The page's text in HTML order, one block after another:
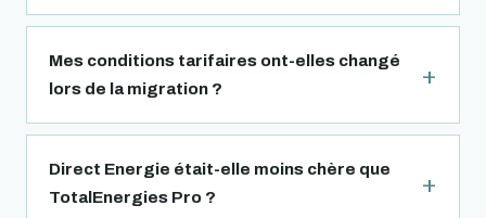
Mes conditions tarifaires ont-elles changé
lors de la migration ?
Direct Energie était-elle moins chère que
TotalEnergies Pro ?